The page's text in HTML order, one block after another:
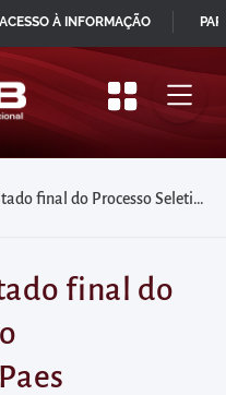
do Processo Seletivo Simplificado do Paes
final do
ACESSO À INFORMAÇÃO